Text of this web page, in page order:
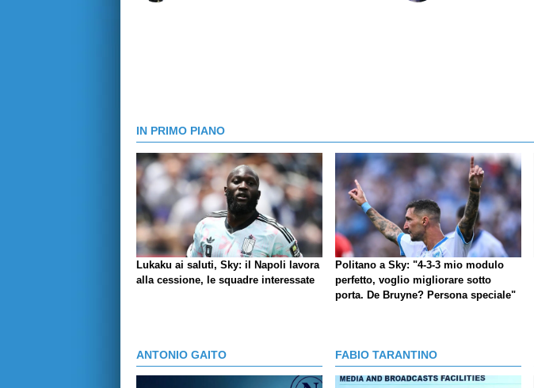
IN PRIMO PIANO
Lukaku ai saluti, Sky: il Napoli lavora
alla cessione, le squadre interessate
Politano a Sky: "4-3-3 mio modulo
perfetto, voglio migliorare sotto
porta. De Bruyne? Persona speciale"
ANTONIO GAITO FABIO TARANTINO